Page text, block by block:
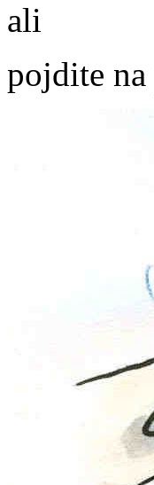
ali
pojdite na